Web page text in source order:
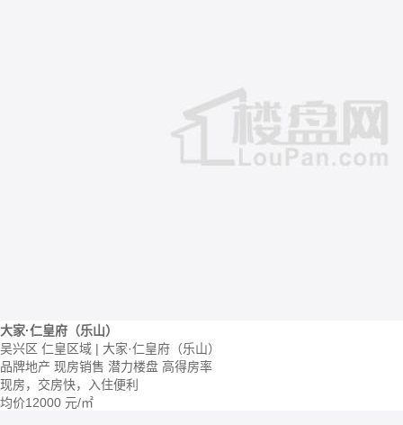
大家·仁皇府（乐山）
吴兴区 仁皇区域 | 大家·仁皇府（乐山）
品牌地产 现房销售 潜力楼盘 高得房率
现房，交房快，入住便利
均价12000 元/㎡